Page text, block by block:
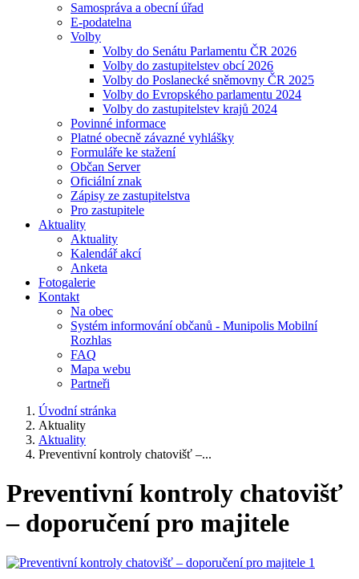
Samospráva a obecní úřad
E-podatelna
Volby
Volby do Senátu Parlamentu ČR 2026
Volby do zastupitelstev obcí 2026
Volby do Poslanecké sněmovny ČR 2025
Volby do Evropského parlamentu 2024
Volby do zastupitelstev krajů 2024
Povinné informace
Platné obecně závazné vyhlášky
Formuláře ke stažení
Občan Server
Oficiální znak
Zápisy ze zastupitelstva
Pro zastupitele
Aktuality
Aktuality
Kalendář akcí
Anketa
Fotogalerie
Kontakt
Na obec
Systém informování občanů - Munipolis Mobilní
Rozhlas
FAQ
Mapa webu
Partneři
Úvodní stránka
Aktuality
Aktuality
Preventivní kontroly chatovišť –...
Preventivní kontroly chatovišť
– doporučení pro majitele